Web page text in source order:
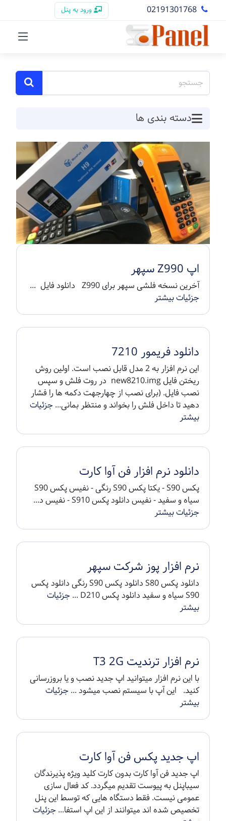
02191301768 ورود به پنل
دسته بندی ها
اپ Z990 سپهر
آخرین نسخه فلشی سپهر برای Z990 دانلود فایل ...
جزئیات بیشتر
دانلود فریمور 7210
این نرم افزار به 2 مدل قابل نصب است. اولین روش
ریختن فایل new8210.img در روت فلش و سپس
نصب فایل. (برای نصب از چهارجهت دکمه ها را فشار
دهید تا داخل فلش را بخواند و منتظر بمانی...جزئیات
بیشتر
دانلود نرم افزار فن آوا کارت
پکس S90 - یکتا پکس S90 رنگی - نفیس پکس S90
سیاه و سفید - نفیس دانلود پکس S910 - نفیس د...
جزئیات بیشتر
نرم افزار پوز شرکت سپهر
دانلود پکس S80 دانلود پکس S90 رنگی دانلود پکس
S90 سیاه و سفید دانلود پکس D210 ...
جزئیات
بیشتر
نرم افزار ترندیت T3 2G
با این نرم افزار میتوانید اپ جدید نصب و یا بروزرسانی
کنید. این آپ با سیستم نصب میشود ...جزئیات
بیشتر
اپ جدید پکس فن آوا کارت
اپ جدید فن آوا کارت بدون کارت کلید ویژه پذیرندگان
سیباپنل به پیوست تقدیم میگردد. کد فعال سازی
عمومی نیست. فقط دستگاه هایی که توسط این پنل
تخصیص شده اند میتوانند از این اپ استفا...جزئیات